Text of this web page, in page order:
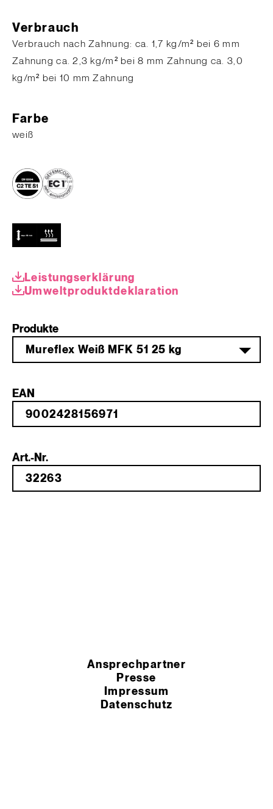
Verbrauch
​Verbrauch nach Zahnung: ca. 1,7 kg/m² bei 6 mm
Zahnung ca. 2,3 kg/m² bei 8 mm Zahnung ca. 3,0
kg/m² bei 10 mm Zahnung
Farbe
weiß
Leistungserklärung
Umweltprodukt­deklaration
Produkte
Mureflex Weiß MFK 51 25 kg
EAN
Art.-Nr.
Ansprechpartner
Presse
Impressum
Datenschutz